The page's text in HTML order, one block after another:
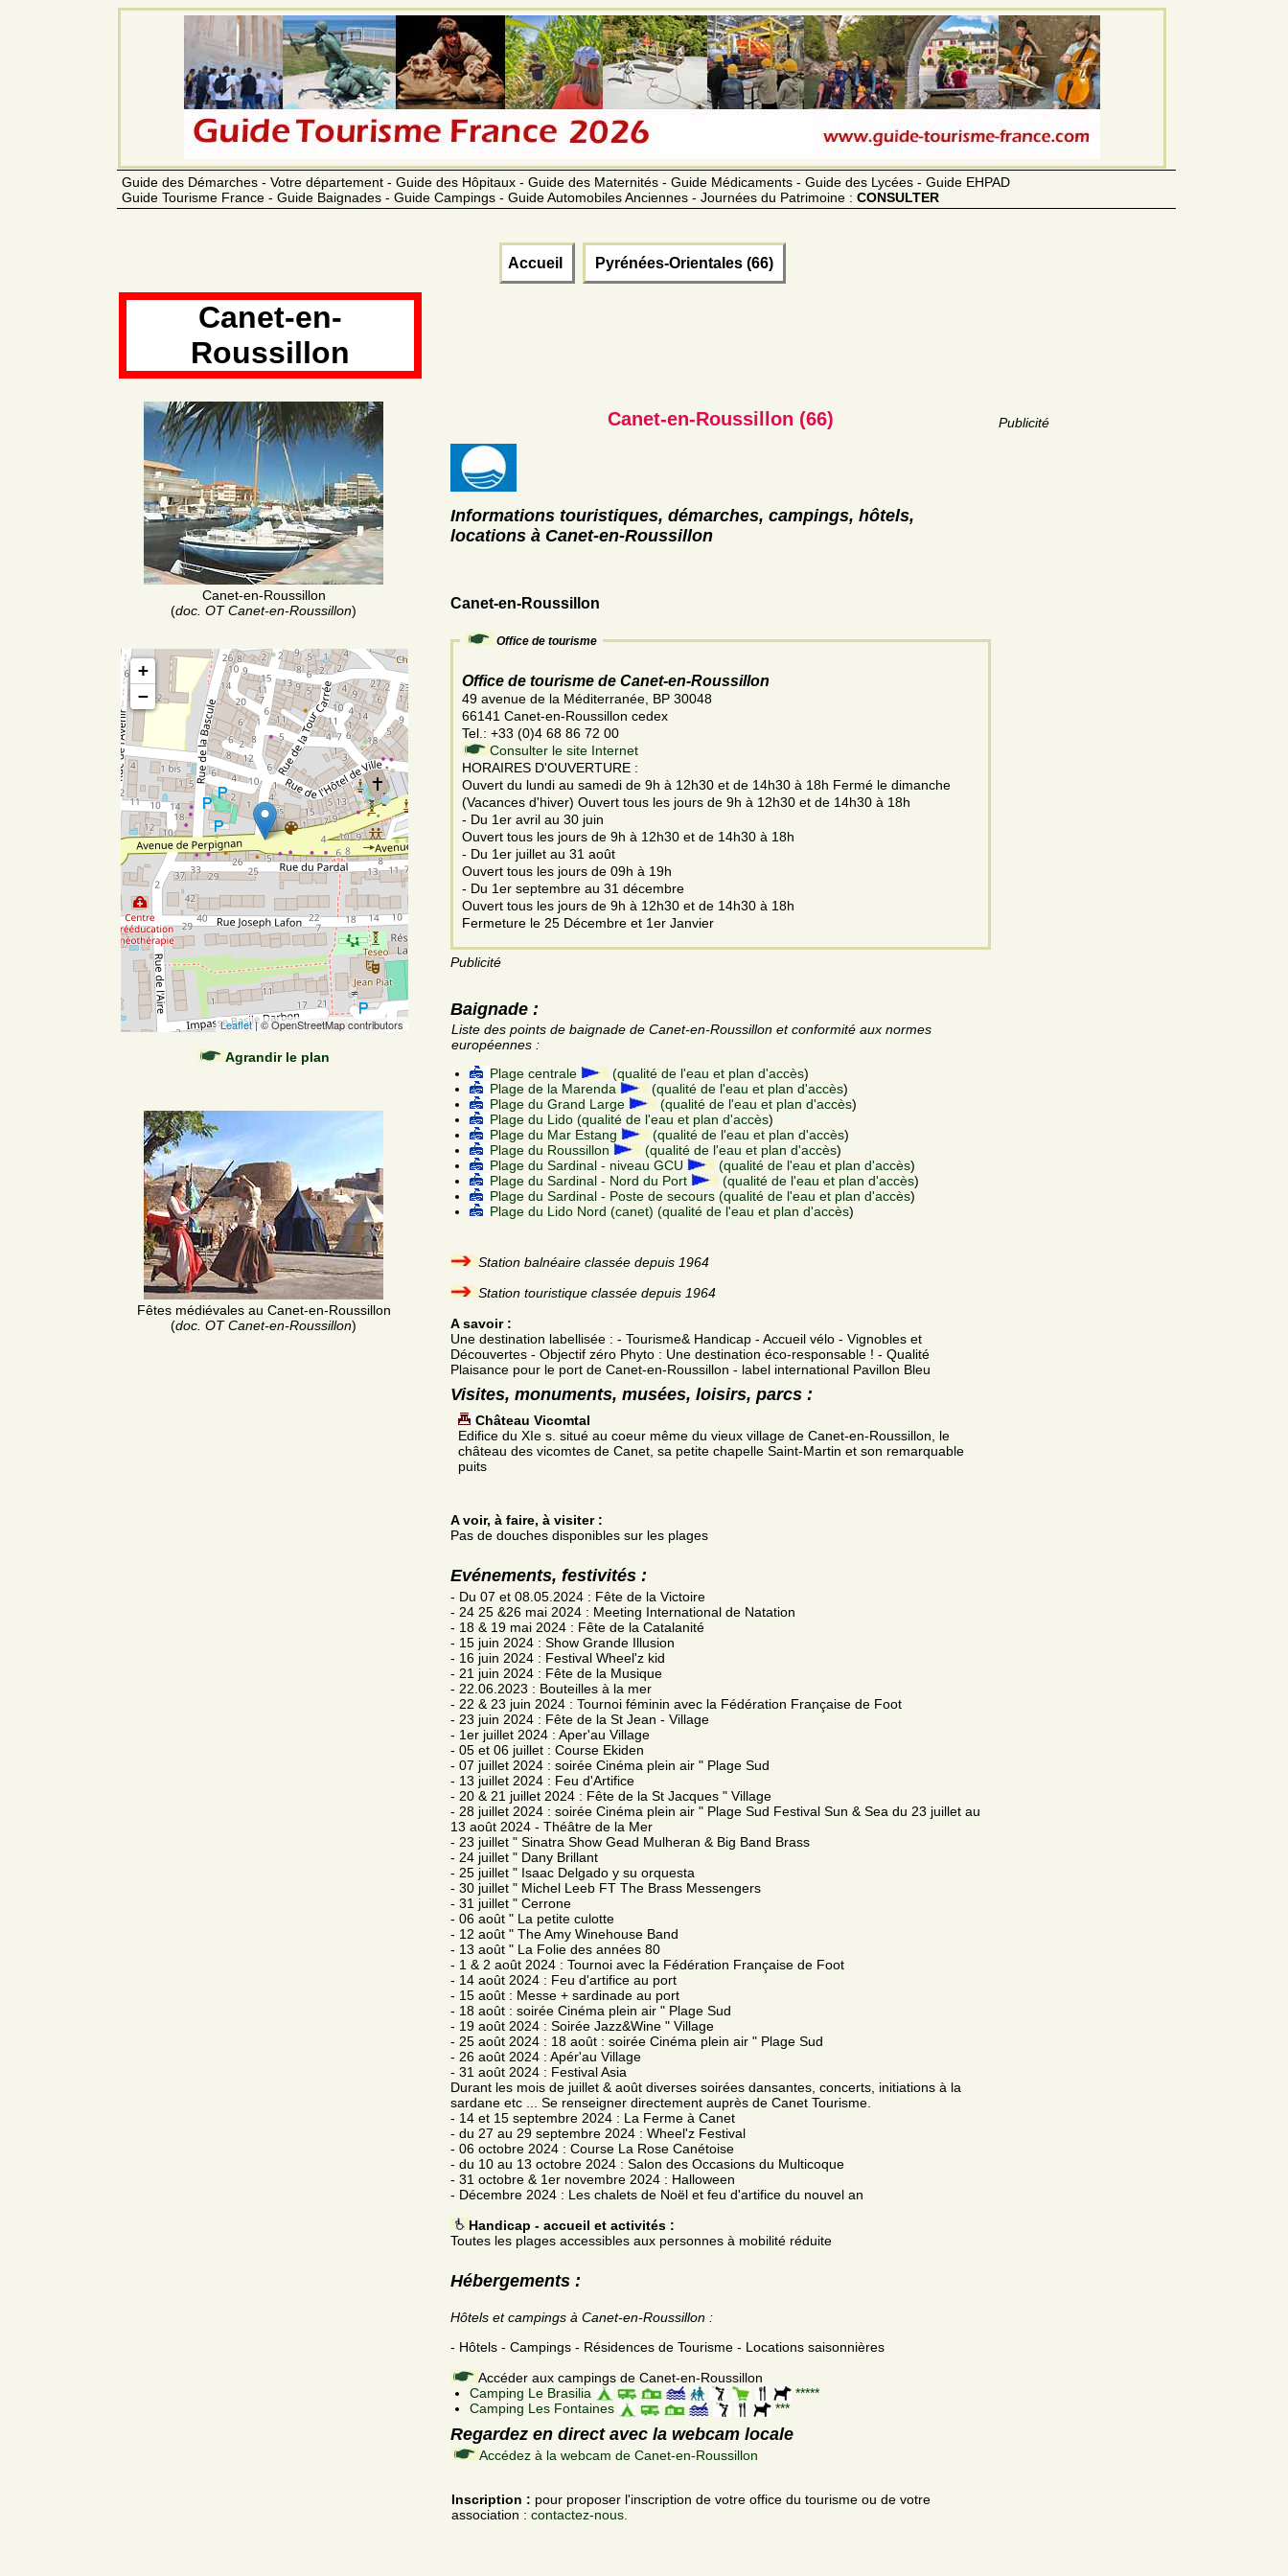
Guide des Démarches - Votre département - Guide des Hôpitaux - Guide des Maternités - Guide Médicaments - Guide des Lycées - Guide EHPAD
Guide Tourisme France - Guide Baignades - Guide Campings - Guide Automobiles Anciennes - Journées du Patrimoine : CONSULTER
Accueil Pyrénées-Orientales (66)
Canet-en-
Roussillon
Canet-en-Roussillon
(doc. OT Canet-en-Roussillon)
+
−
Leaflet| © OpenStreetMap contributors
Agrandir le plan
Fêtes médiévales au Canet-en-Roussillon
(doc. OT Canet-en-Roussillon)
Publicité
Canet-en-Roussillon (66)
Informations touristiques, démarches, campings, hôtels,
locations à Canet-en-Roussillon
Canet-en-Roussillon
Office de tourisme
Office de tourisme de Canet-en-Roussillon
49 avenue de la Méditerranée, BP 30048
66141 Canet-en-Roussillon cedex
Tel.: +33 (0)4 68 86 72 00
Consulter le site Internet
HORAIRES D'OUVERTURE :
Ouvert du lundi au samedi de 9h à 12h30 et de 14h30 à 18h Fermé le dimanche
(Vacances d'hiver) Ouvert tous les jours de 9h à 12h30 et de 14h30 à 18h
- Du 1er avril au 30 juin
Ouvert tous les jours de 9h à 12h30 et de 14h30 à 18h
- Du 1er juillet au 31 août
Ouvert tous les jours de 09h à 19h
- Du 1er septembre au 31 décembre
Ouvert tous les jours de 9h à 12h30 et de 14h30 à 18h
Fermeture le 25 Décembre et 1er Janvier
Publicité
Baignade :
Liste des points de baignade de Canet-en-Roussillon et conformité aux normes
européennes :
Plage centrale
(qualité de l'eau et plan d'accès)
Plage de la Marenda
(qualité de l'eau et plan d'accès)
Plage du Grand Large
(qualité de l'eau et plan d'accès)
Plage du Lido (qualité de l'eau et plan d'accès)
Plage du Mar Estang
(qualité de l'eau et plan d'accès)
Plage du Roussillon
(qualité de l'eau et plan d'accès)
Plage du Sardinal - niveau GCU
(qualité de l'eau et plan d'accès)
Plage du Sardinal - Nord du Port
(qualité de l'eau et plan d'accès)
Plage du Sardinal - Poste de secours (qualité de l'eau et plan d'accès)
Plage du Lido Nord (canet) (qualité de l'eau et plan d'accès)
Station balnéaire classée depuis 1964
Station touristique classée depuis 1964
A savoir :
Une destination labellisée : - Tourisme& Handicap - Accueil vélo - Vignobles et
Découvertes - Objectif zéro Phyto : Une destination éco-responsable ! - Qualité
Plaisance pour le port de Canet-en-Roussillon - label international Pavillon Bleu
Visites, monuments, musées, loisirs, parcs :
Château Vicomtal
Edifice du XIe s. situé au coeur même du vieux village de Canet-en-Roussillon, le
château des vicomtes de Canet, sa petite chapelle Saint-Martin et son remarquable
puits
A voir, à faire, à visiter :
Pas de douches disponibles sur les plages
Evénements, festivités :
- Du 07 et 08.05.2024 : Fête de la Victoire
- 24 25 &26 mai 2024 : Meeting International de Natation
- 18 & 19 mai 2024 : Fête de la Catalanité
- 15 juin 2024 : Show Grande Illusion
- 16 juin 2024 : Festival Wheel'z kid
- 21 juin 2024 : Fête de la Musique
- 22.06.2023 : Bouteilles à la mer
- 22 & 23 juin 2024 : Tournoi féminin avec la Fédération Française de Foot
- 23 juin 2024 : Fête de la St Jean - Village
- 1er juillet 2024 : Aper'au Village
- 05 et 06 juillet : Course Ekiden
- 07 juillet 2024 : soirée Cinéma plein air " Plage Sud
- 13 juillet 2024 : Feu d'Artifice
- 20 & 21 juillet 2024 : Fête de la St Jacques " Village
- 28 juillet 2024 : soirée Cinéma plein air " Plage Sud Festival Sun & Sea du 23 juillet au
13 août 2024 - Théâtre de la Mer
- 23 juillet " Sinatra Show Gead Mulheran & Big Band Brass
- 24 juillet " Dany Brillant
- 25 juillet " Isaac Delgado y su orquesta
- 30 juillet " Michel Leeb FT The Brass Messengers
- 31 juillet " Cerrone
- 06 août " La petite culotte
- 12 août " The Amy Winehouse Band
- 13 août " La Folie des années 80
- 1 & 2 août 2024 : Tournoi avec la Fédération Française de Foot
- 14 août 2024 : Feu d'artifice au port
- 15 août : Messe + sardinade au port
- 18 août : soirée Cinéma plein air " Plage Sud
- 19 août 2024 : Soirée Jazz&Wine " Village
- 25 août 2024 : 18 août : soirée Cinéma plein air " Plage Sud
- 26 août 2024 : Apér'au Village
- 31 août 2024 : Festival Asia
Durant les mois de juillet & août diverses soirées dansantes, concerts, initiations à la
sardane etc ... Se renseigner directement auprès de Canet Tourisme.
- 14 et 15 septembre 2024 : La Ferme à Canet
- du 27 au 29 septembre 2024 : Wheel'z Festival
- 06 octobre 2024 : Course La Rose Canétoise
- du 10 au 13 octobre 2024 : Salon des Occasions du Multicoque
- 31 octobre & 1er novembre 2024 : Halloween
- Décembre 2024 : Les chalets de Noël et feu d'artifice du nouvel an
Handicap - accueil et activités :
Toutes les plages accessibles aux personnes à mobilité réduite
Hébergements :
Hôtels et campings à Canet-en-Roussillon :
- Hôtels - Campings - Résidences de Tourisme - Locations saisonnières
Accéder aux campings de Canet-en-Roussillon
Camping Le Brasilia
*****
Camping Les Fontaines
***
Regardez en direct avec la webcam locale
Accédez à la webcam de Canet-en-Roussillon
Inscription : pour proposer l'inscription de votre office du tourisme ou de votre
association : contactez-nous.